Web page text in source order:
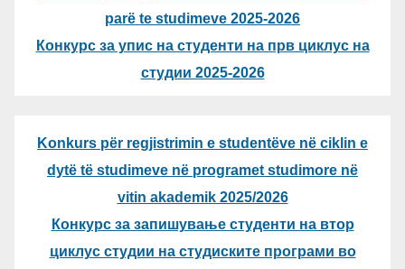
parë te studimeve 2025-2026
Конкурс за упис на студенти на прв циклус на
студии 2025-2026
Konkurs për regjistrimin e studentëve në ciklin e
dytë të studimeve në programet studimore në
vitin akademik 2025/2026
Конкурс за запишување студенти на втор
циклус студии на студиските програми во